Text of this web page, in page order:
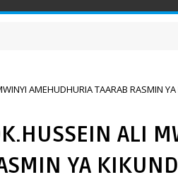
AMEHUDHURIA TAARAB RASMIN
ALI
YA